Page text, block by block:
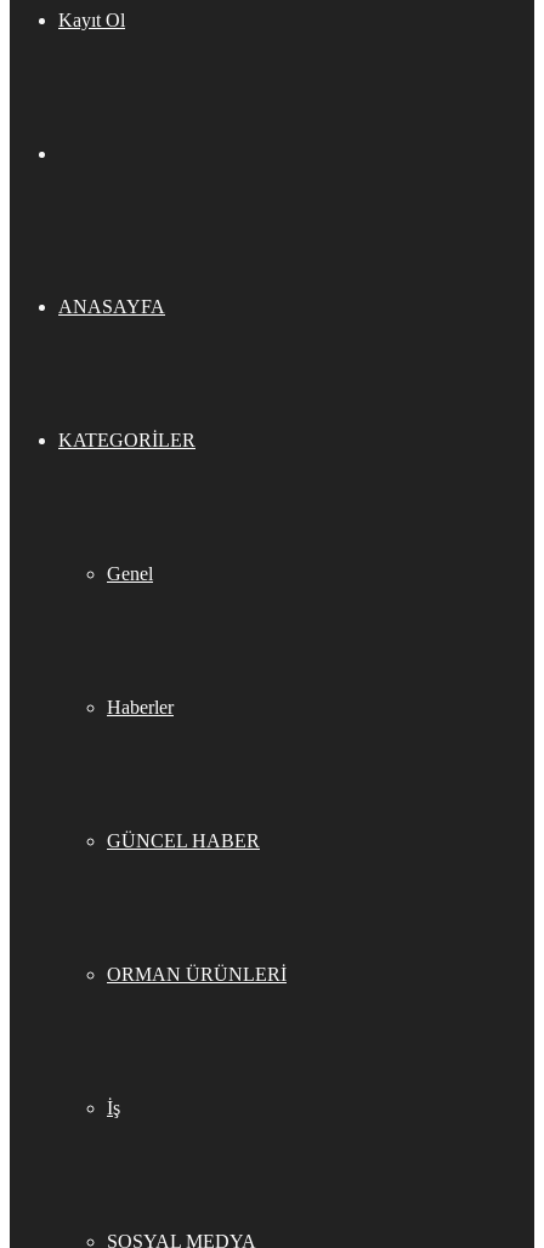
Kayıt Ol
ANASAYFA
KATEGORILER
Genel
Haberler
GÜNCEL HABER
ORMAN ÜRÜNLERİ
İş
SOSYAL MEDYA